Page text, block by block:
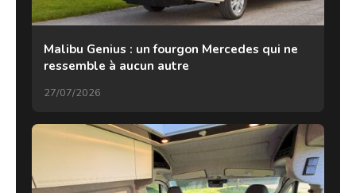
Malibu Genius : un fourgon Mercedes qui ne
ressemble à aucun autre
27/07/2026